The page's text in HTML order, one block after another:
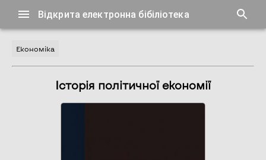
Відкрита електронна бібіліотека
Економіка
Історія політичної економії